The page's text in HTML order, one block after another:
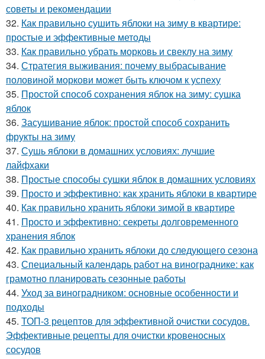
советы и рекомендации
32. Как правильно сушить яблоки на зиму в квартире:
простые и эффективные методы
33. Как правильно убрать морковь и свеклу на зиму
34. Стратегия выживания: почему выбрасывание
половиной моркови может быть ключом к успеху
35. Простой способ сохранения яблок на зиму: сушка
яблок
36. Засушивание яблок: простой способ сохранить
фрукты на зиму
37. Сушь яблоки в домашних условиях: лучшие
лайфхаки
38. Простые способы сушки яблок в домашних условиях
39. Просто и эффективно: как хранить яблоки в квартире
40. Как правильно хранить яблоки зимой в квартире
41. Просто и эффективно: секреты долговременного
хранения яблок
42. Как правильно хранить яблоки до следующего сезона
43. Специальный календарь работ на винограднике: как
грамотно планировать сезонные работы
44. Уход за виноградником: основные особенности и
подходы
45. ТОП-3 рецептов для эффективной очистки сосудов.
Эффективные рецепты для очистки кровеносных
сосудов